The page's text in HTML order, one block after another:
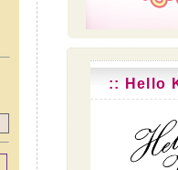
:: Hello